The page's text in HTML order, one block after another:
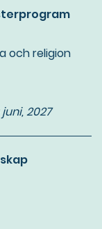
och religion
2027